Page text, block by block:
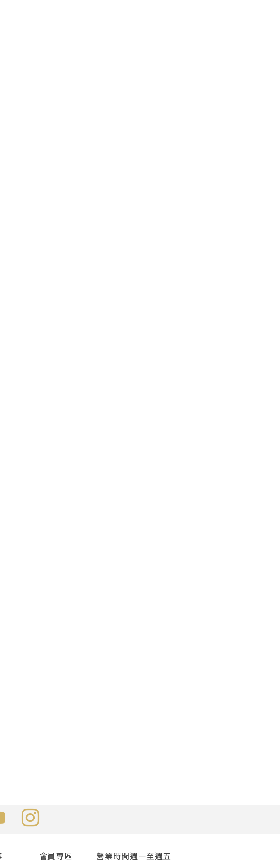
會員專區 營業時間週一至週五